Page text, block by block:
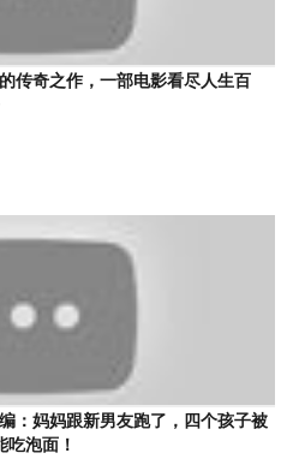
传奇之作，一部电影看尽人生百
：妈妈跟新男友跑了，四个孩子被
泡面！